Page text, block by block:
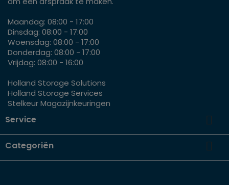
Maandag: 08:00 - 17:00
Dinsdag: 08:00 - 17:00
Woensdag: 08:00 - 17:00
Donderdag: 08:00 - 17:00
Vrijdag: 08:00 - 16:00
Holland Storage Solutions
Holland Storage Services
Stelkeur Magazijnkeuringen
Service 
Categoriën 